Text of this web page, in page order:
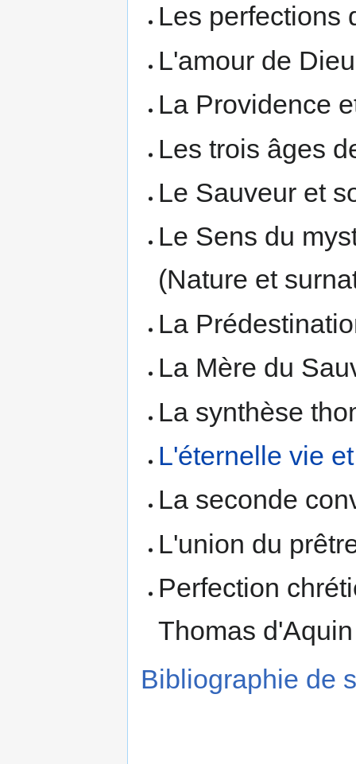
Les perfections
L'amour de
La Providence
Les trois âges
Le Sauveur et
Le Sens du
(Nature et
La
La Mère du
La synthèse
L'éternelle vie
La seconde
L'union du
Perfection
Thomas
Bibliographie de